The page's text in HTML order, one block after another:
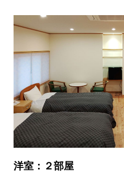
洋室：２部屋